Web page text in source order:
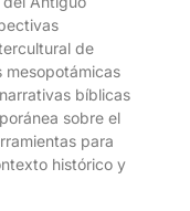
de
mesopotámicas
bíblicas
sobre el
para
histórico y